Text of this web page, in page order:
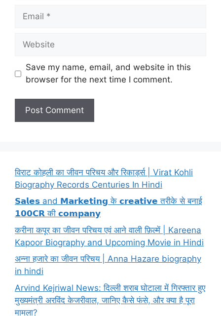
Email
Website
Save my name, email, and website in this
browser for the next time I comment.
विराट कोहली का जीवन परिचय और रिकार्ड्स | Virat Kohli
Biography Records Centuries In Hindi
𝗦𝗮𝗹𝗲𝘀 and 𝗠𝗮𝗿𝗸𝗲𝘁𝗶𝗻𝗴 के 𝗰𝗿𝗲𝗮𝘁𝗶𝘃𝗲 तरीके से बनाई
𝟭𝟬𝟬𝗖𝗥 की 𝗰𝗼𝗺𝗽𝗮𝗻𝘆
करीना कपूर का जीवन परिचय एवं आने वाली फ़िल्में | Kareena
Kapoor Biography and Upcoming Movie in Hindi
अन्ना हजारे का जीवन परिचय | Anna Hazare biography
in hindi
Arvind Kejriwal News: दिल्ली शराब घोटाला में गिरफ्तार हुए
मुख्यमंत्री अरविंद केजरीवाल, जानिए कैसे फंसे, और क्या है पूरा
मामला?